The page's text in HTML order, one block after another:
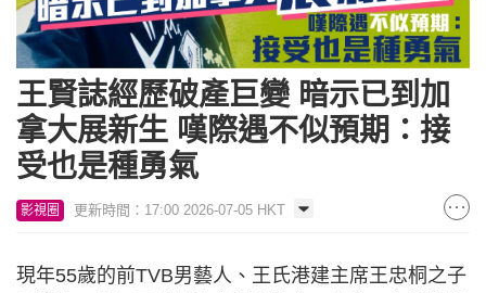
王賢誌經歷破產巨變 暗示已到加
拿大展新生 嘆際遇不似預期：接
受也是種勇氣
影視圈 更新時間：17:00 2026-07-05 HKT
現年55歲的前TVB男藝人、王氏港建主席王忠桐之子